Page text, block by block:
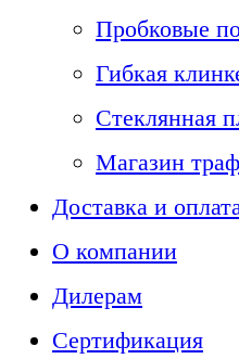
Пробковые
Гибкая
Стеклянная
Магазин
Доставка и
О компании
Дилерам
Сертификация